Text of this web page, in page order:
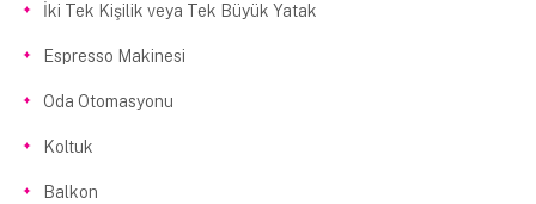
İki Tek Kişilik veya Tek Büyük Yatak
Espresso Makinesi
Oda Otomasyonu
Koltuk
Balkon